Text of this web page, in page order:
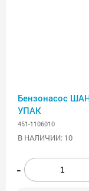
Бензонасос
УПАК
451-1106010
В НАЛИЧИИ: 10
-